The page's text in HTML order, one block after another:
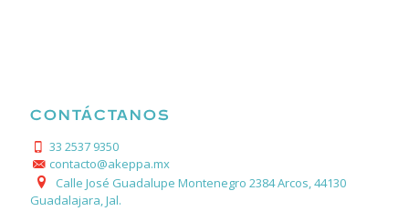
CONTÁCTANOS
33 2537 9350
contacto@akeppa.mx
Calle José Guadalupe Montenegro 2384 Arcos, 44130
Guadalajara, Jal.